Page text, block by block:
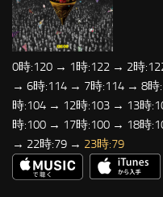
0時:120 → 1時:122 → 2時
→ 6時:114 → 7時:114 → 8
時:104 → 12時:103 → 13時
時:100 → 17時:100 → 18時
→ 22時:79 → 23時:79